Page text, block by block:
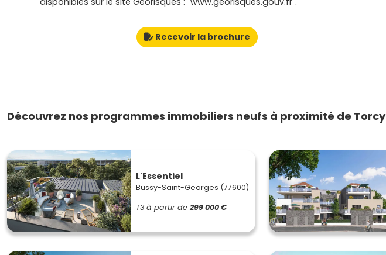
Recevoir la brochure
Découvrez nos programmes immobiliers neufs à proximité de Torcy
L'Essentiel
Bussy-Saint-Georges (77600)
T3 à partir de 299 000 €